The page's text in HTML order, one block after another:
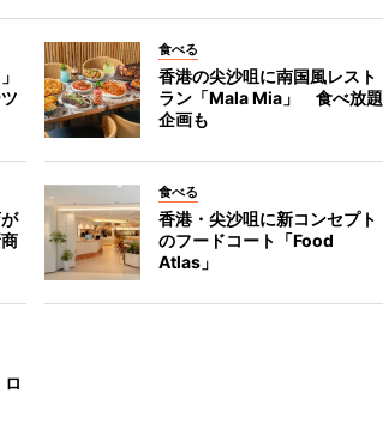
食べる
香港の尖沙咀に南国風レスト
ラン「Mala Mia」 食べ放題
企画も
食べる
香港・尖沙咀に新コンセプト
のフードコート「Food
Atlas」